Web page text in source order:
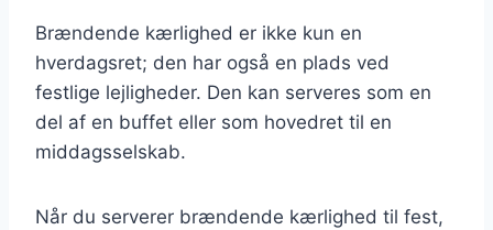
Brændende kærlighed er ikke kun en
hverdagsret; den har også en plads ved
festlige lejligheder. Den kan serveres som en
del af en buffet eller som hovedret til en
middagsselskab.
Når du serverer brændende kærlighed til fest,